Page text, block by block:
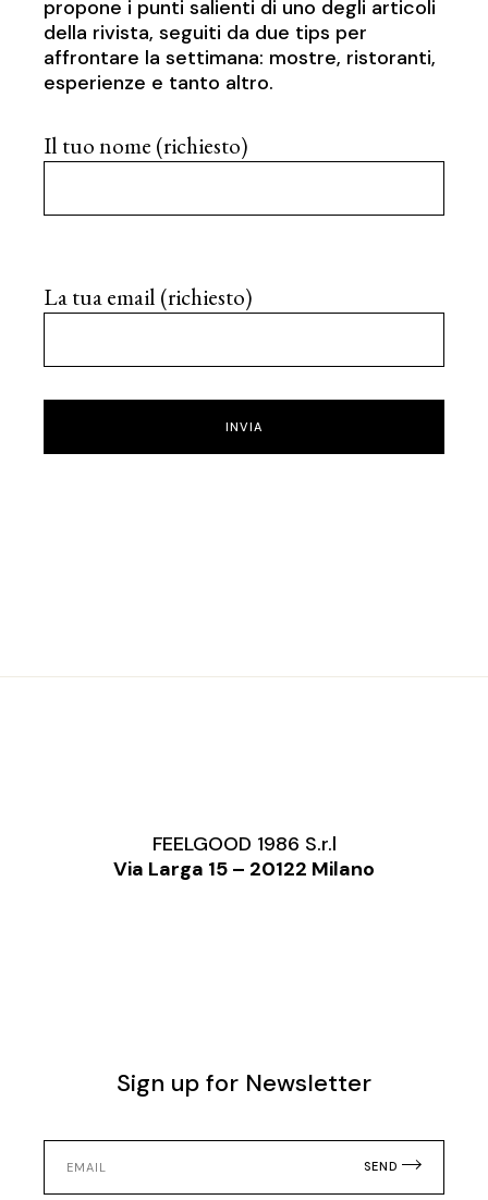
propone i punti salienti di uno degli articoli
della rivista, seguiti da due tips per
affrontare la settimana: mostre, ristoranti,
esperienze e tanto altro.
Il tuo nome (richiesto)
La tua email (richiesto)
INVIA
FEELGOOD 1986 S.r.l
Via Larga 15 – 20122 Milano
Sign up for Newsletter
SEND